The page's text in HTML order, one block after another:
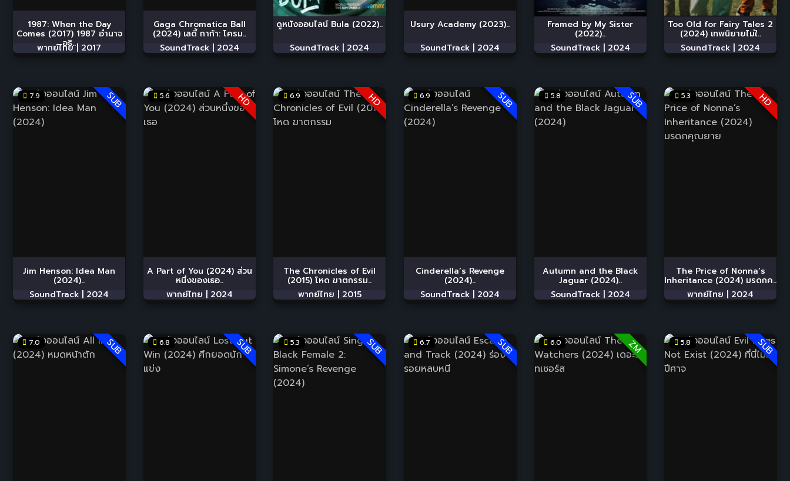
1987: When the Day
Comes (2017) 1987 อำนาจ
อธิ..
พากย์ไทย | 2017
Gaga Chromatica Ball
(2024) เลดี้ กาก้า: โครม..
SoundTrack | 2024
ดูหนังออนไลน์ Bula (2022)..
SoundTrack | 2024
Usury Academy (2023)..
SoundTrack | 2024
Framed by My Sister
(2022)..
SoundTrack | 2024
Too Old for Fairy Tales 2
(2024) เทพนิยายไม่ใ..
SoundTrack | 2024
SUB
7.9
Jim Henson: Idea Man
(2024)..
SoundTrack | 2024
HD
5.6
A Part of You (2024) ส่วน
หนึ่งของเธอ..
พากย์ไทย | 2024
HD
6.9
The Chronicles of Evil
(2015) โหด ฆาตกรรม..
พากย์ไทย | 2015
SUB
6.9
Cinderella’s Revenge
(2024)..
SoundTrack | 2024
SUB
5.8
Autumn and the Black
Jaguar (2024)..
SoundTrack | 2024
HD
5.3
The Price of Nonna’s
Inheritance (2024) มรดกค..
พากย์ไทย | 2024
SUB
7.0 SUB
6.8 SUB
5.3 SUB
6.7 ZM
6.0 SUB
5.8